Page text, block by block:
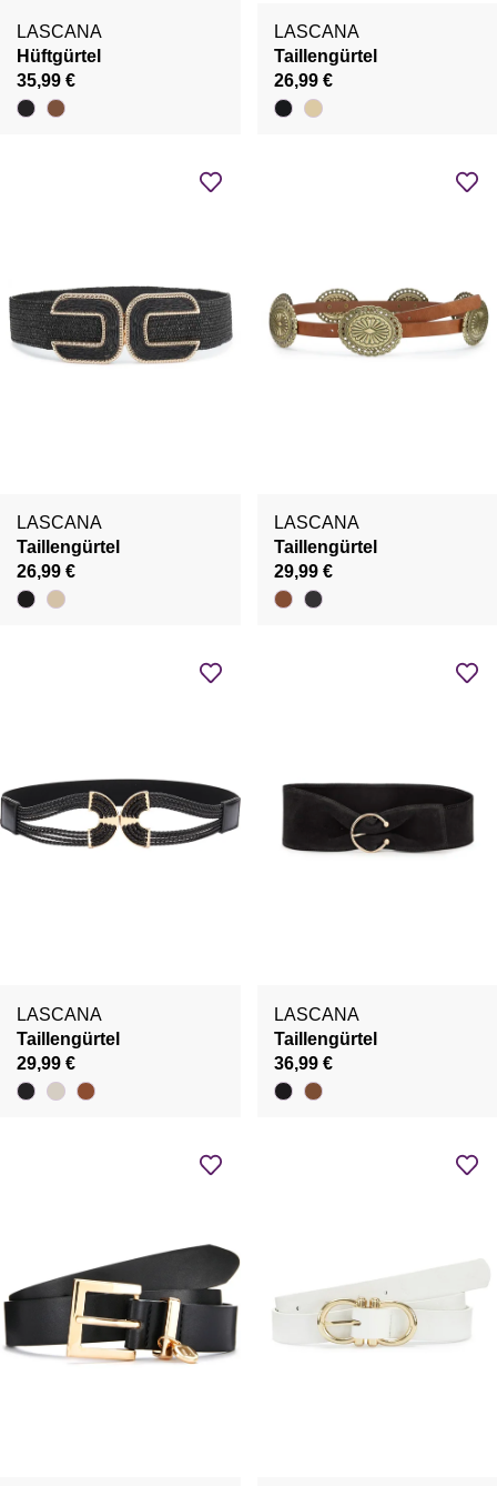
LASCANA
Hüftgürtel
35,99 €
LASCANA
Taillengürtel
26,99 €
LASCANA
Taillengürtel
26,99 €
LASCANA
Taillengürtel
29,99 €
LASCANA
Taillengürtel
29,99 €
LASCANA
Taillengürtel
36,99 €